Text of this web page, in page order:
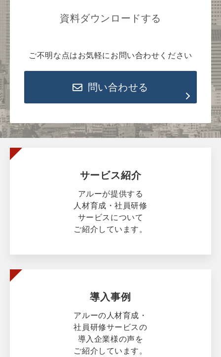
資料ダウンロードする
ご不明な点はお気軽にお問い合わせください
問い合わせる
サービス紹介
アルーが提供する
人材育成・社員研修
サービスについて
ご紹介しています。
導入事例
アルーの人材育成・
社員研修サービスの
導入企業様の声を
ご紹介しています。